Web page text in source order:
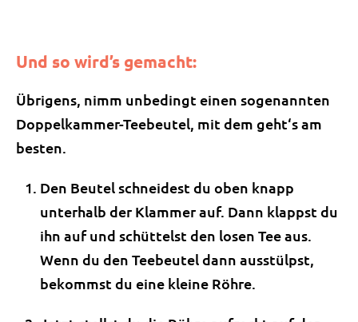
Und so wird’s gemacht:
Übrigens, nimm unbedingt einen sogenannten
Doppelkammer-Teebeutel, mit dem geht‘s am
besten.
Den Beutel schneidest du oben knapp
unterhalb der Klammer auf. Dann klappst du
ihn auf und schüttelst den losen Tee aus.
Wenn du den Teebeutel dann ausstülpst,
bekommst du eine kleine Röhre.